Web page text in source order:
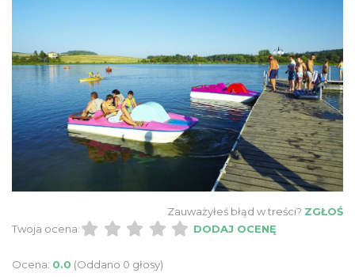
Zauważyłeś błąd w treści? ZGŁOŚ
Twoja ocena:
DODAJ OCENĘ
Ocena: 0.0 (Oddano 0 głosy)